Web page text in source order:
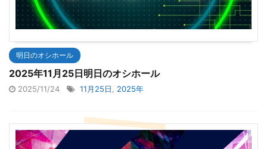
明日のオシホール
2025年11月25日明日のオシホール
2025/11/24 11月25日 2025年